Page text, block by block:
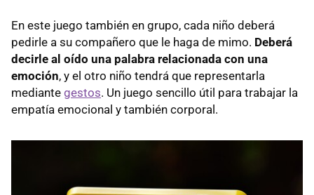
En este juego también en grupo, cada niño deberá
pedirle a su compañero que le haga de mimo. Deberá
decirle al oído una palabra relacionada con una
emoción, y el otro niño tendrá que representarla
mediante gestos. Un juego sencillo útil para trabajar la
empatía emocional y también corporal.